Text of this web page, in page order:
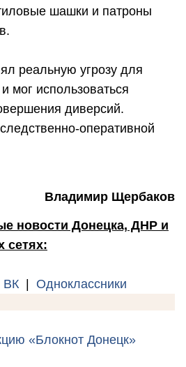
шашки и патроны
реальную угрозу для
мог использоваться
диверсий.
оперативной
Владимир Щербаков
новости Донецка, ДНР и
сетях:
ВК | Одноклассники
«Блокнот Донецк»